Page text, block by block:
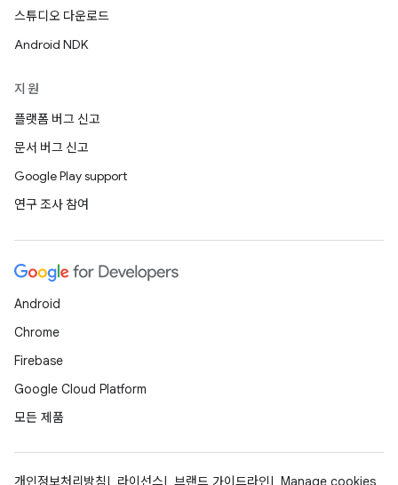
스튜디오 다운로드
Android NDK
지원
플랫폼 버그 신고
문서 버그 신고
Google Play support
연구 조사 참여
Android
Chrome
Firebase
Google Cloud Platform
모든 제품
개인정보처리방침 라이선스 브랜드 가이드라인 Manage cookies